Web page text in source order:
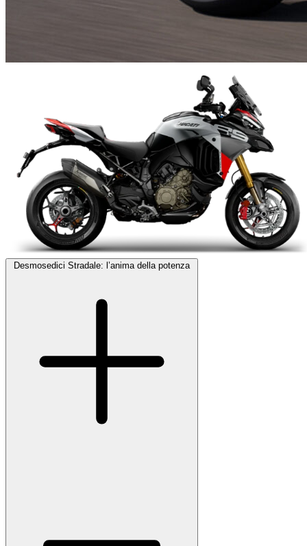
Desmosedici Stradale: l’anima della potenza